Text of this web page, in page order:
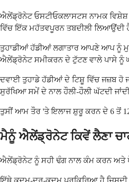
ਐਲੇਂਡ੍ਰੋਨੇਟ ਓਸਟੀਓਕਲਾਸਟਸ ਨਾਮਕ
ਵਿੱਚ ਇੱਕ ਮਹੱਤਵਪੂਰਨ ਤਬਦੀਲੀ ਲਿਆਉਂਦੀ
ਤੁਹਾਡੀਆਂ ਹੱਡੀਆਂ ਲਗਾਤਾਰ ਆਪਣੇ ਆਪ ਨੂੰ
ਐਲੇਂਡ੍ਰੋਨੇਟ ਸਮੀਕਰਨ ਦੇ ਟੁੱਟਣ ਵਾਲੇ ਪਾਸੇ ਨੂੰ
ਦਵਾਈ ਤੁਹਾਡੇ ਹੱਡੀਆਂ ਦੇ ਟਿਸ਼ੂ ਵਿੱਚ ਜਜ਼ਬ ਹੋ
ਸੁਰੱਖਿਆ ਸਮੇਂ ਦੇ ਨਾਲ ਹੌਲੀ-ਹੌਲੀ ਘੱਟਦੀ
ਤੁਸੀਂ ਆਮ ਤੌਰ 'ਤੇ ਇਲਾਜ ਸ਼ੁਰੂ ਕਰਨ ਦੇ 6 ਤੋਂ
ਮੈਨੂੰ ਐਲੇਂਡ੍ਰੋਨੇਟ ਕਿਵੇਂ ਲੈਣਾ
ਐਲੇਂਡ੍ਰੋਨੇਟ ਨੂੰ ਸਹੀ ਢੰਗ ਨਾਲ ਕੰਮ ਕਰਨ ਅਤੇ